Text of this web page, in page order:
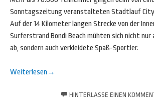
Sonntagszeitung veranstalteten Stadtlauf
Auf der 14 Kilometer langen Strecke von der
Surferstrand Bondi Beach mühten sich nicht
ab, sondern auch verkleidete Spaß-Sportler.
Weiterlesen →
HINTERLASSE EINEN